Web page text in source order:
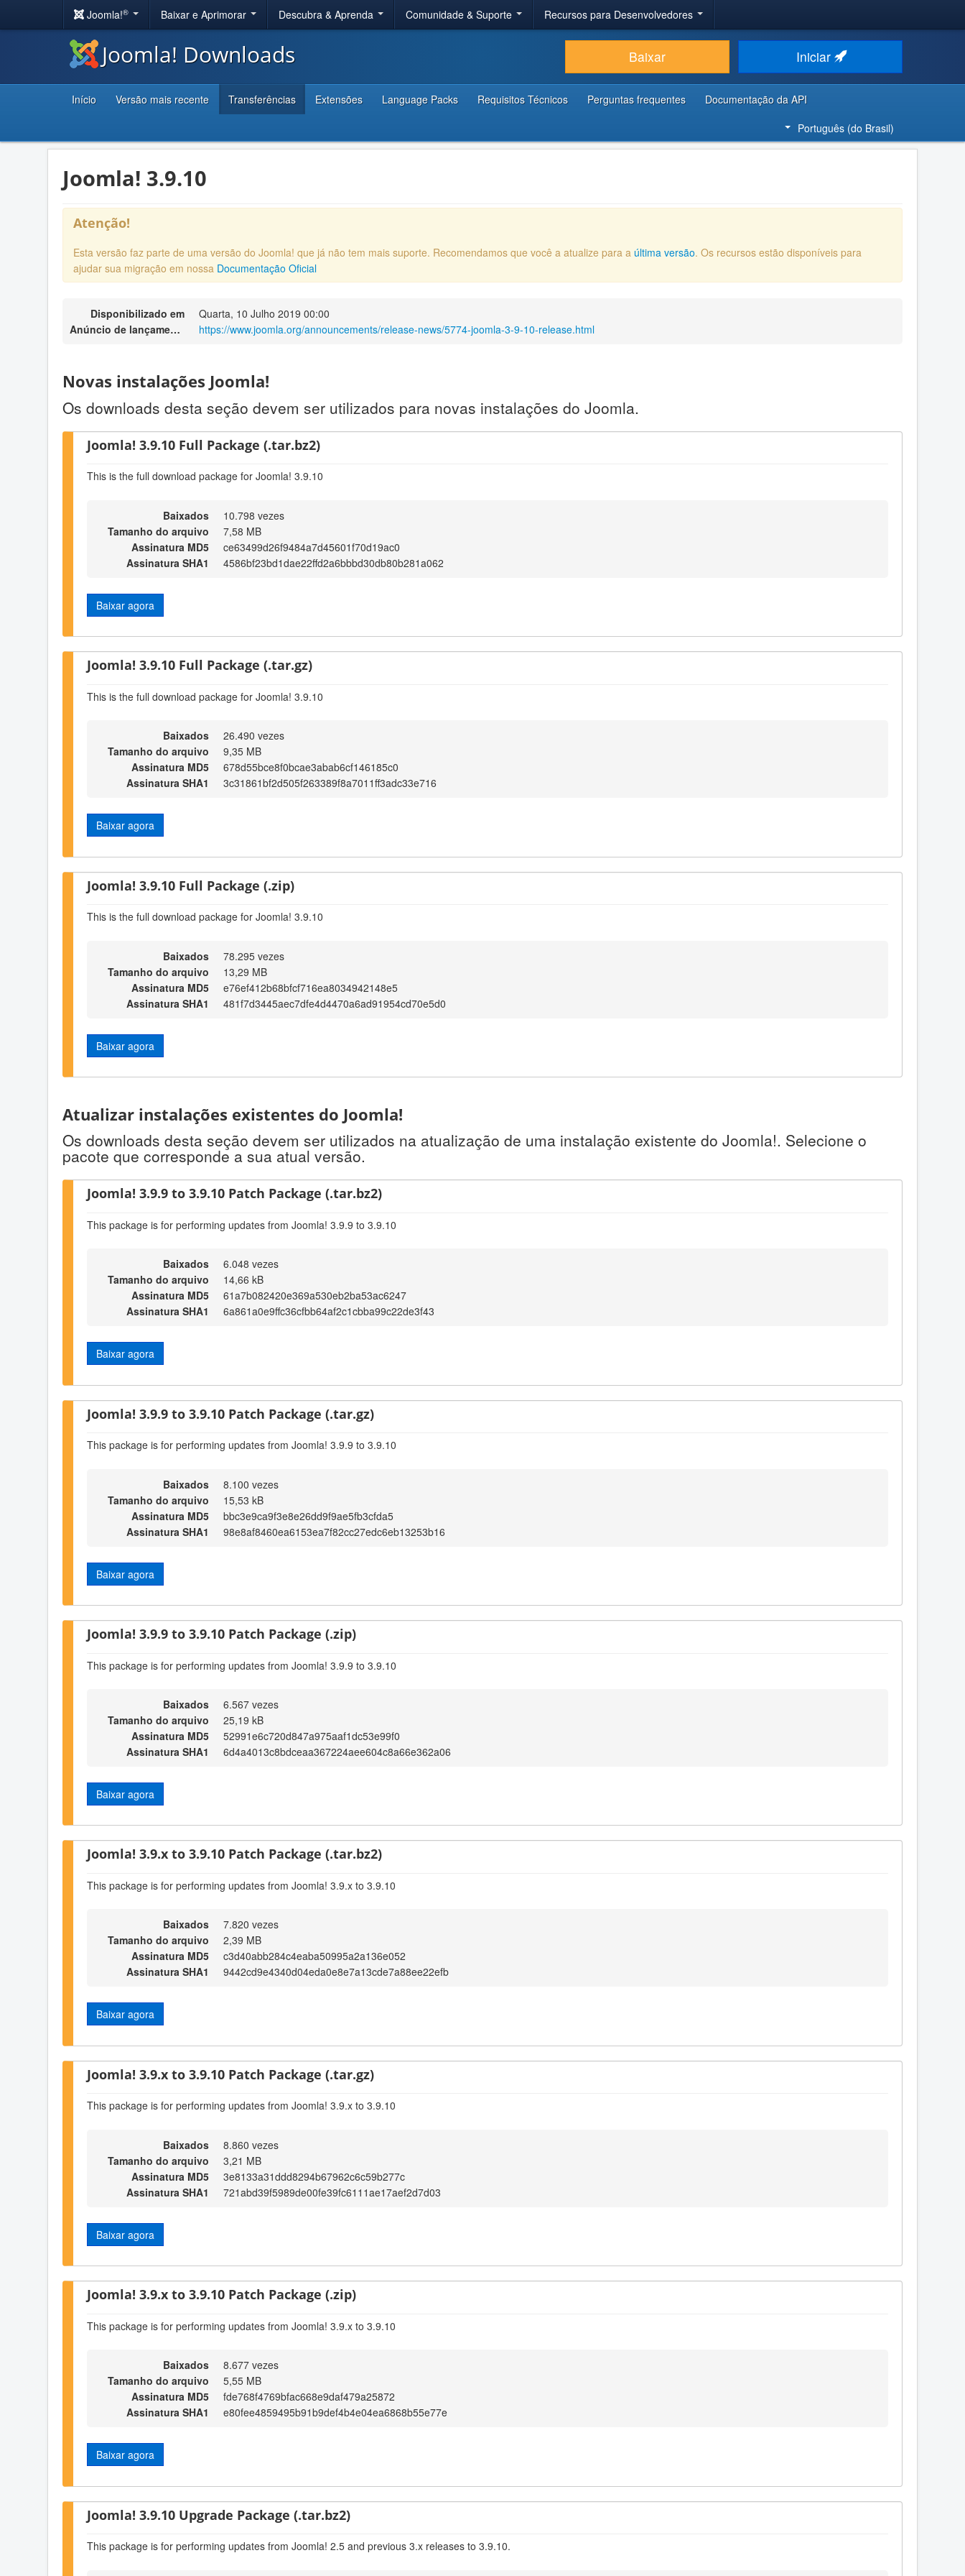
Joomla!® Baixar e Aprimorar Descubra & Aprenda Comunidade & Suporte Recursos para Desenvolvedores
Joomla! Downloads Baixar Iniciar
Início Versão mais recente Transferências Extensões Language Packs Requisitos Técnicos Perguntas frequentes
Documentação da API
Português (do Brasil)
Joomla! 3.9.10
Atenção!
Esta versão faz parte de uma versão do Joomla! que já não tem mais suporte. Recomendamos que você a atualize para a última versão. Os recursos estão disponíveis para
ajudar sua migração em nossa Documentação Oficial
Disponibilizado em
Quarta, 10 Julho 2019 00:00
Anúncio de lançamento
https://www.joomla.org/announcements/release-news/5774-joomla-3-9-10-release.html
Novas instalações Joomla!
Os downloads desta seção devem ser utilizados para novas instalações do Joomla.
Joomla! 3.9.10 Full Package (.tar.bz2)
This is the full download package for Joomla! 3.9.10
Baixados
10.798 vezes
Tamanho do arquivo
7,58 MB
Assinatura MD5
ce63499d26f9484a7d45601f70d19ac0
Assinatura SHA1
4586bf23bd1dae22ffd2a6bbbd30db80b281a062
Baixar agora
Joomla! 3.9.10 Full Package (.tar.gz)
This is the full download package for Joomla! 3.9.10
Baixados
26.490 vezes
Tamanho do arquivo
9,35 MB
Assinatura MD5
678d55bce8f0bcae3abab6cf146185c0
Assinatura SHA1
3c31861bf2d505f263389f8a7011ff3adc33e716
Baixar agora
Joomla! 3.9.10 Full Package (.zip)
This is the full download package for Joomla! 3.9.10
Baixados
78.295 vezes
Tamanho do arquivo
13,29 MB
Assinatura MD5
e76ef412b68bfcf716ea8034942148e5
Assinatura SHA1
481f7d3445aec7dfe4d4470a6ad91954cd70e5d0
Baixar agora
Atualizar instalações existentes do Joomla!
Os downloads desta seção devem ser utilizados na atualização de uma instalação existente do Joomla!. Selecione o
pacote que corresponde a sua atual versão.
Joomla! 3.9.9 to 3.9.10 Patch Package (.tar.bz2)
This package is for performing updates from Joomla! 3.9.9 to 3.9.10
Baixados
6.048 vezes
Tamanho do arquivo
14,66 kB
Assinatura MD5
61a7b082420e369a530eb2ba53ac6247
Assinatura SHA1
6a861a0e9ffc36cfbb64af2c1cbba99c22de3f43
Baixar agora
Joomla! 3.9.9 to 3.9.10 Patch Package (.tar.gz)
This package is for performing updates from Joomla! 3.9.9 to 3.9.10
Baixados
8.100 vezes
Tamanho do arquivo
15,53 kB
Assinatura MD5
bbc3e9ca9f3e8e26dd9f9ae5fb3cfda5
Assinatura SHA1
98e8af8460ea6153ea7f82cc27edc6eb13253b16
Baixar agora
Joomla! 3.9.9 to 3.9.10 Patch Package (.zip)
This package is for performing updates from Joomla! 3.9.9 to 3.9.10
Baixados
6.567 vezes
Tamanho do arquivo
25,19 kB
Assinatura MD5
52991e6c720d847a975aaf1dc53e99f0
Assinatura SHA1
6d4a4013c8bdceaa367224aee604c8a66e362a06
Baixar agora
Joomla! 3.9.x to 3.9.10 Patch Package (.tar.bz2)
This package is for performing updates from Joomla! 3.9.x to 3.9.10
Baixados
7.820 vezes
Tamanho do arquivo
2,39 MB
Assinatura MD5
c3d40abb284c4eaba50995a2a136e052
Assinatura SHA1
9442cd9e4340d04eda0e8e7a13cde7a88ee22efb
Baixar agora
Joomla! 3.9.x to 3.9.10 Patch Package (.tar.gz)
This package is for performing updates from Joomla! 3.9.x to 3.9.10
Baixados
8.860 vezes
Tamanho do arquivo
3,21 MB
Assinatura MD5
3e8133a31ddd8294b67962c6c59b277c
Assinatura SHA1
721abd39f5989de00fe39fc6111ae17aef2d7d03
Baixar agora
Joomla! 3.9.x to 3.9.10 Patch Package (.zip)
This package is for performing updates from Joomla! 3.9.x to 3.9.10
Baixados
8.677 vezes
Tamanho do arquivo
5,55 MB
Assinatura MD5
fde768f4769bfac668e9daf479a25872
Assinatura SHA1
e80fee4859495b91b9def4b4e04ea6868b55e77e
Baixar agora
Joomla! 3.9.10 Upgrade Package (.tar.bz2)
This package is for performing updates from Joomla! 2.5 and previous 3.x releases to 3.9.10.